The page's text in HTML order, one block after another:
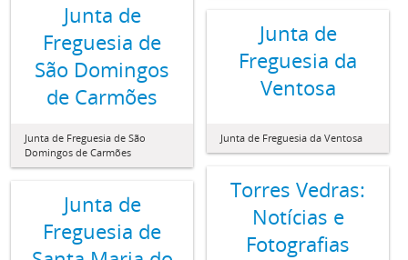
Junta de
Freguesia de
São Domingos
de Carmões
Junta de Freguesia de São
Domingos de Carmões
Junta de
Freguesia da
Ventosa
Junta de Freguesia da Ventosa
Torres Vedras:
Notícias e
Fotografias
Junta de
Freguesia de